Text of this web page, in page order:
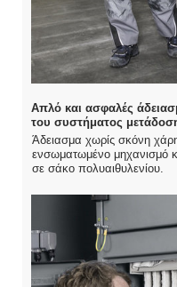
Απλό και ασφαλές
του συστήματος
Άδειασμα χωρίς σκόνη
ενσωματωμένο μηχανισμό
σε σάκο πολυαιθυλενίου.